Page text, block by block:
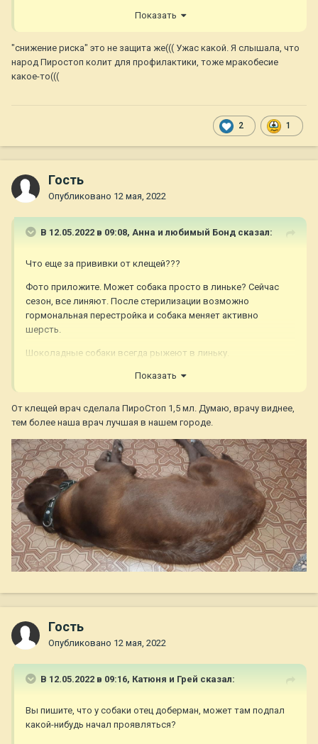
Показать
"снижение риска" это не защита же((( Ужас какой. Я слышала, что
народ Пиростоп колит для профилактики, тоже мракобесие
какое-то(((
2 1
Гость
Опубликовано 12 мая, 2022
В 12.05.2022 в 09:08, Анна и любимый Бонд сказал:
Что еще за прививки от клещей???
Фото приложите. Может собака просто в линьке? Сейчас
сезон, все линяют. После стерилизации возможно
гормональная перестройка и собака меняет активно
шерсть.
Шоколадные собаки всегда рыжеют в линьку.
Показать
От клещей врач сделала ПироСтоп 1,5 мл. Думаю, врачу виднее,
тем более наша врач лучшая в нашем городе.
Гость
Опубликовано 12 мая, 2022
В 12.05.2022 в 09:16, Катюня и Грей сказал:
Вы пишите, что у собаки отец доберман, может там подпал
какой-нибудь начал проявляться?